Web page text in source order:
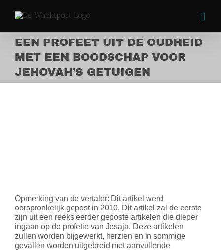
content
EEN PROFEET UIT DE OUDHEID
MET EEN BOODSCHAP VOOR
JEHOVAH’S GETUIGEN
Image
Opmerking van de vertaler: Dit artikel werd
oorspronkelijk gepost in 2010. Dit artikel zal de eerste
zijn uit een reeks eerder geposte artikelen die dieper
ingaan op de profetie van Jesaja. Deze artikelen
zullen worden bijgewerkt, herzien en in sommige
gevallen worden uitgebreid met aanvullende